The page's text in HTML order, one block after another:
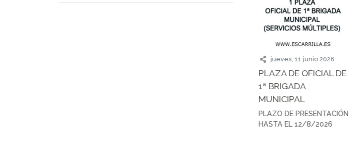
jueves, 11 junio 2026
PLAZA DE OFICIAL DE
1ª BRIGADA
MUNICIPAL
PLAZO DE PRESENTACIÓN
HASTA EL 12/8/2026